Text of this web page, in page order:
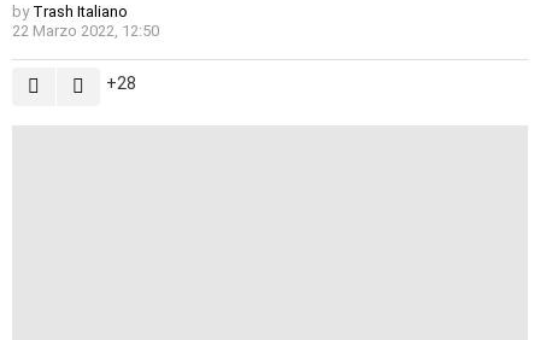
by Trash Italiano
22 Marzo 2022, 12:50
28